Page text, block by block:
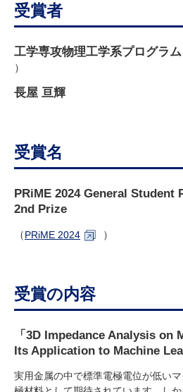
受賞者
工学専攻物理工学系プログラム
）
長屋 亘輝
受賞名
PRiME 2024 General Student
2nd Prize
（PRiME 2024 ）
受賞の内容
「3D Impedance Analysis on
Its Application to Machine
実用金属の中で標準電極電位が低い